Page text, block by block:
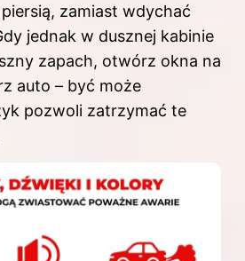
zamiast wdychać
jednak w dusznej kabinie
zapach, otwórz okna na
auto – być może
pozwoli zatrzymać te